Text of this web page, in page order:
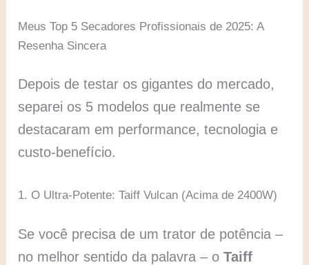
Meus Top 5 Secadores Profissionais de 2025: A
Resenha Sincera
Depois de testar os gigantes do mercado,
separei os 5 modelos que realmente se
destacaram em performance, tecnologia e
custo-benefício.
1. O Ultra-Potente: Taiff Vulcan (Acima de 2400W)
Se você precisa de um trator de potência –
no melhor sentido da palavra – oTaiff